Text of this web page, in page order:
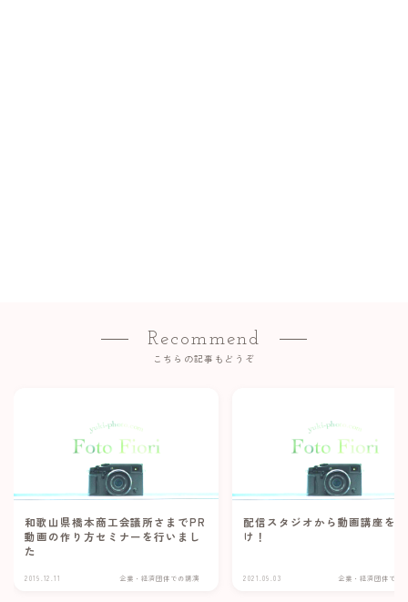
Recommend
こちらの記事もどうぞ
和歌山県橋本商工会議所さまでPR
動画の作り方セミナーを行いまし
た
2019.12.11 企業・経済団体での講演
配信スタジオから動画講座を
け！
2021.09.03 企業・経済団体での